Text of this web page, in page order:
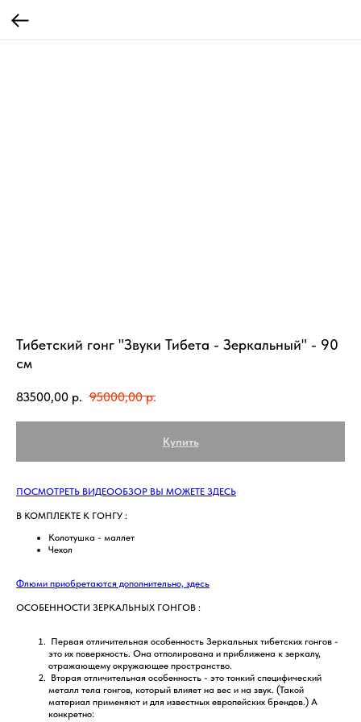
Тибетский гонг "Звуки Тибета - Зеркальный" - 90
см
83500,00 р. 95000,00 р.
Купить
ПОСМОТРЕТЬ ВИДЕООБЗОР ВЫ МОЖЕТЕ ЗДЕСЬ
В КОМПЛЕКТЕ К ГОНГУ :
Колотушка - маллет
Чехол
Флюми приобретаются дополнительно, здесь
ОСОБЕННОСТИ ЗЕРКАЛЬНЫХ ГОНГОВ :
Первая отличительная особенность Зеркальных тибетских гонгов -
это их поверхность. Она отполирована и приближена к зеркалу,
отражающему окружающее пространство.
Вторая отличительная особенность - это тонкий специфический
металл тела гонгов, который влияет на вес и на звук. (Такой
материал применяют и для известных европейских брендов.) А
конкретно: